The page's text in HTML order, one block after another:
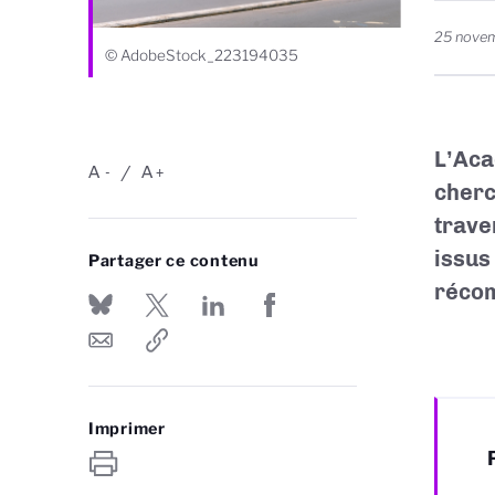
© AdobeStock_223194035
-
A +
A
Partager ce contenu
Imprimer
25
issus